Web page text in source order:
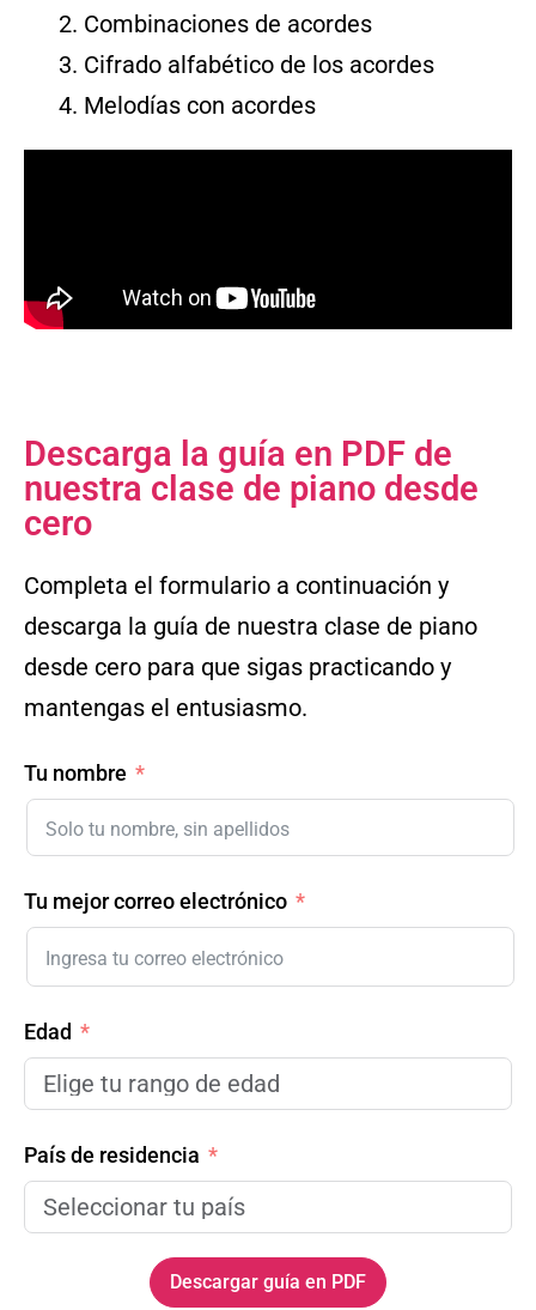
Combinaciones de acordes
Cifrado alfabético de los acordes
Melodías con acordes
Descarga la guía en PDF de
nuestra clase de piano desde
cero
Completa el formulario a continuación y
descarga la guía de nuestra clase de piano
desde cero para que sigas practicando y
mantengas el entusiasmo.
Tu nombre
Tu mejor correo electrónico
Edad
País de residencia
Descargar guía en PDF